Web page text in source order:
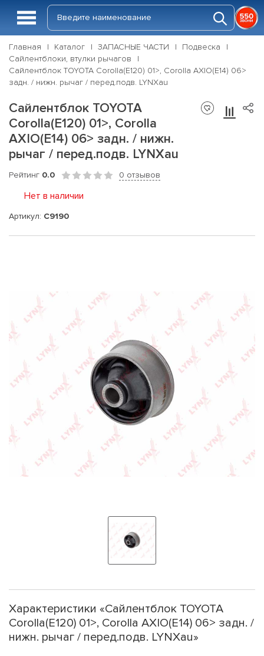
Главная Каталог ЗАПАСНЫЕ ЧАСТИ
Подвеска
Сайлентблоки, втулки рычагов
Сайлентблок TOYOTA Corolla(E120) 01>, Corolla AXIO(E14) 06>
задн. / нижн. рычаг / перед.подв. LYNXau
Сайлентблок TOYOTA
Corolla(E120) 01>, Corolla
AXIO(E14) 06> задн. / нижн.
рычаг / перед.подв. LYNXau
Рейтинг 0.0 0 отзывов
Нет в наличии
Артикул: C9190
Характеристики «Сайлентблок TOYOTA
Corolla(E120) 01>, Corolla AXIO(E14) 06> задн. /
нижн. рычаг / перед.подв. LYNXau»